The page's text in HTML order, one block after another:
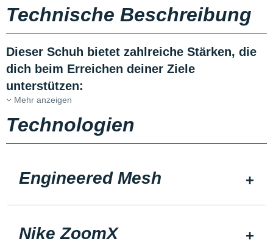
Technische Beschreibung
Dieser Schuh bietet zahlreiche Stärken, die
dich beim Erreichen deiner Ziele
unterstützen:
Mehr anzeigen
Technologien
Engineered Mesh
Nike ZoomX